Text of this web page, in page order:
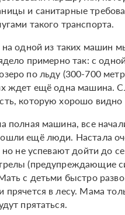
и санитарные
такого транспорта.
одной из таких машин
примерно так: с
по льду (300-700
ждет ещё одна машина.
которую хорошо
полная машина, все
ещё люди. Настала
но не успевают дойти до
(предупреждающие
с детьми быстро
в лесу. Мама
прятаться.